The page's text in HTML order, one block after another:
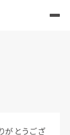
がとうござ